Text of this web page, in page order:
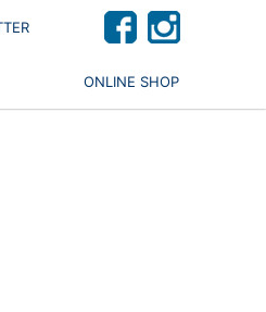
ONLINE SHOP